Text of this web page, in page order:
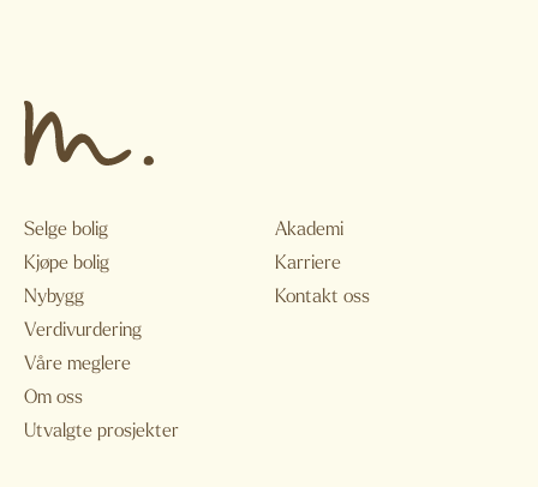
Selge bolig
Kjøpe bolig
Nybygg
Verdivurdering
Våre meglere
Om oss
Utvalgte prosjekter
Akademi
Karriere
Kontakt oss